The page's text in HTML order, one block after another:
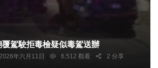
駕駛拒毒檢疑似毒駕送辦
年六月11日 6,512 觀看 2 分享
評析白宮對伊朗政權殲滅式戰略外